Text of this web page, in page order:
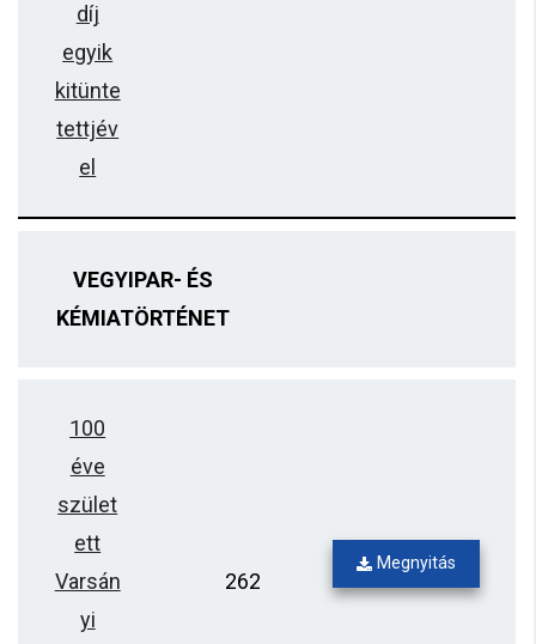
díj
egyik
kitünte
tettjév
el
VEGYIPAR- ÉS
KÉMIATÖRTÉNET
100
éve
szület
ett
Varsán
yi
262
Megnyitás